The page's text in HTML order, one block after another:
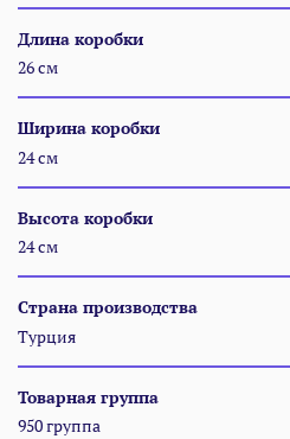
Длина коробки
26 см
Ширина коробки
24 см
Высота коробки
24 см
Страна производства
Турция
Товарная группа
950 группа